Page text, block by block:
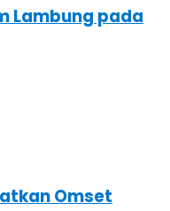
Lambung pada
Omset